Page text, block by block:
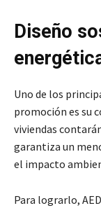
Diseño
Uno de los
promoción es su
viviendas
garantiza un
el impacto
Para lograrlo,